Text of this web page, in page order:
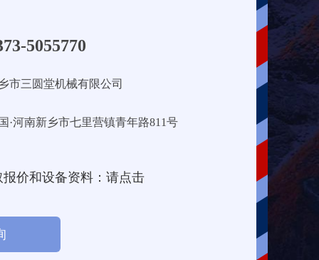
5055770
市三圆堂机械有限公司
·河南新乡市七里营镇青年路811号
价和设备资料：请点击